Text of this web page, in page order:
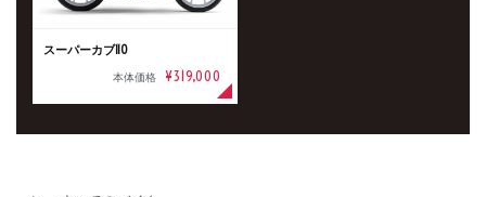
スーパーカブ110
本体価格 ¥319,000